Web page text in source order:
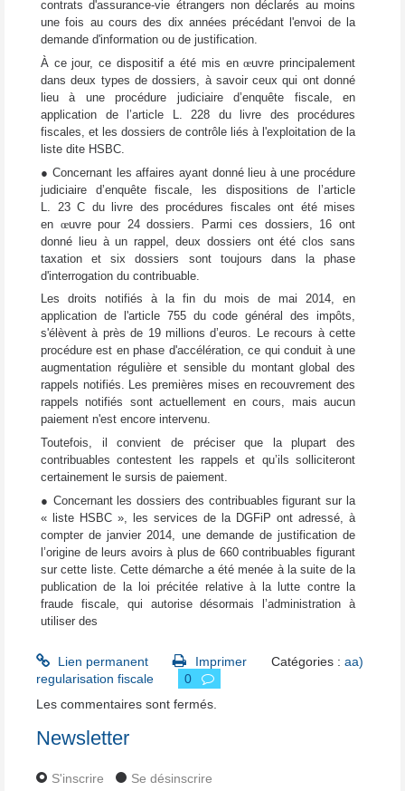
contrats d'assurance-vie étrangers non déclarés au moins
une fois au cours des dix années précédant l'envoi de la
demande d'information ou de justification.
À ce jour, ce dispositif a été mis en œuvre principalement
dans deux types de dossiers, à savoir ceux qui ont donné
lieu à une procédure judiciaire d’enquête fiscale, en
application de l’article L. 228 du livre des procédures
fiscales, et les dossiers de contrôle liés à l'exploitation de la
liste dite HSBC.
● Concernant les affaires ayant donné lieu à une procédure
judiciaire d’enquête fiscale, les dispositions de l’article
L. 23 C du livre des procédures fiscales ont été mises
en œuvre pour 24 dossiers. Parmi ces dossiers, 16 ont
donné lieu à un rappel, deux dossiers ont été clos sans
taxation et six dossiers sont toujours dans la phase
d'interrogation du contribuable.
Les droits notifiés à la fin du mois de mai 2014, en
application de l'article 755 du code général des impôts,
s'élèvent à près de 19 millions d’euros. Le recours à cette
procédure est en phase d'accélération, ce qui conduit à une
augmentation régulière et sensible du montant global des
rappels notifiés. Les premières mises en recouvrement des
rappels notifiés sont actuellement en cours, mais aucun
paiement n'est encore intervenu.
Toutefois, il convient de préciser que la plupart des
contribuables contestent les rappels et qu’ils solliciteront
certainement le sursis de paiement.
● Concernant les dossiers des contribuables figurant sur la
« liste HSBC », les services de la DGFiP ont adressé, à
compter de janvier 2014, une demande de justification de
l’origine de leurs avoirs à plus de 660 contribuables figurant
sur cette liste. Cette démarche a été menée à la suite de la
publication de la loi précitée relative à la lutte contre la
fraude fiscale, qui autorise désormais l’administration à
utiliser des
Lien permanent Imprimer Catégories : aa)
regularisation fiscale
0
Les commentaires sont fermés.
Newsletter
S'inscrire Se désinscrire